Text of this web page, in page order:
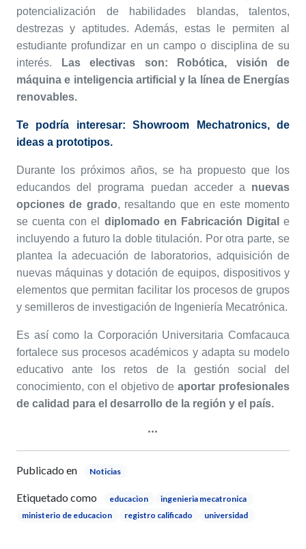
potencialización de habilidades blandas, talentos,
destrezas y aptitudes. Además, estas le permiten al
estudiante profundizar en un campo o disciplina de su
interés.
Las electivas son: Robótica, visión de
máquina e inteligencia artificial y la línea de Energías
renovables.
Te podría interesar:Showroom Mechatronics, de
ideas a prototipos.
Durante los próximos años, se ha propuesto que los
educandos del programa puedan acceder a nuevas
opciones de grado, resaltando que en este momento
se cuenta con el diplomado en Fabricación Digital e
incluyendo a futuro la doble titulación. Por otra parte, se
plantea la adecuación de laboratorios, adquisición de
nuevas máquinas y dotación de equipos, dispositivos y
elementos que permitan facilitar los procesos de grupos
y semilleros de investigación de Ingeniería Mecatrónica.
Es así como la Corporación Universitaria Comfacauca
fortalece sus procesos académicos y adapta su modelo
educativo ante los retos de la gestión social del
conocimiento, con el objetivo deaportar profesionales
de calidad para el desarrollo de la región y el país.
Publicado en Noticias
Etiquetado como educacion
ingenieria mecatronica
ministerio de educacion
registro calificado universidad